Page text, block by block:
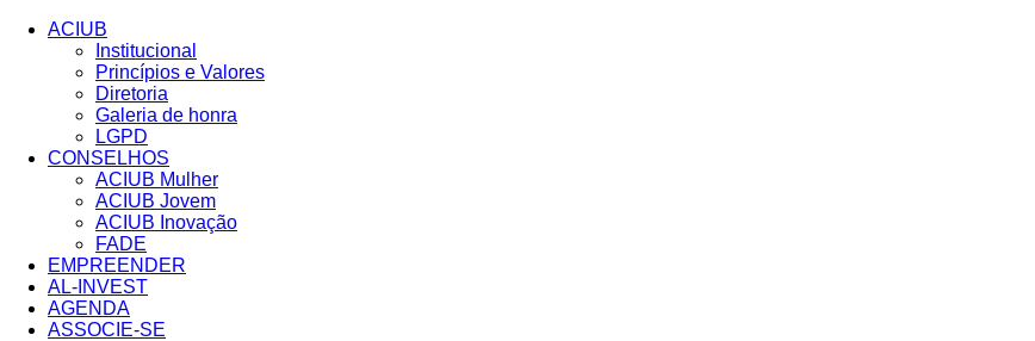
ACIUB
Institucional
Princípios e Valores​
Diretoria
Galeria de honra
LGPD
CONSELHOS
ACIUB Mulher
ACIUB Jovem
ACIUB Inovação
FADE
EMPREENDER
AL-INVEST
AGENDA
ASSOCIE-SE